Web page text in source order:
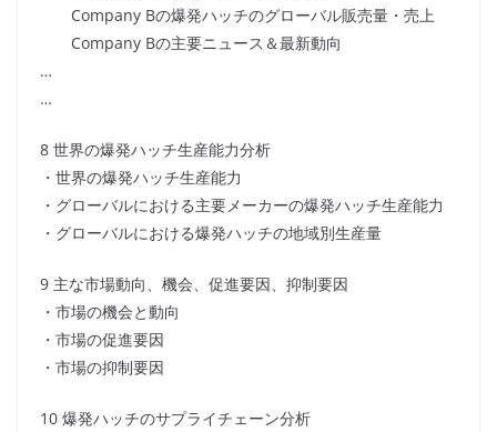
Company Bの爆発ハッチのグローバル販売量・売上
Company Bの主要ニュース＆最新動向
…
…
8 世界の爆発ハッチ生産能力分析
・世界の爆発ハッチ生産能力
・グローバルにおける主要メーカーの爆発ハッチ生産能力
・グローバルにおける爆発ハッチの地域別生産量
9 主な市場動向、機会、促進要因、抑制要因
・市場の機会と動向
・市場の促進要因
・市場の抑制要因
10 爆発ハッチのサプライチェーン分析